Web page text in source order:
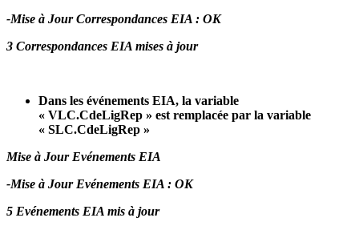
-Mise à Jour Correspondances EIA : OK
3 Correspondances EIA mises à jour
Dans les événements EIA, la variable
« VLC.CdeLigRep » est remplacée par la variable
« SLC.CdeLigRep »
Mise à Jour Evénements EIA
-Mise à Jour Evénements EIA : OK
5 Evénements EIA mis à jour